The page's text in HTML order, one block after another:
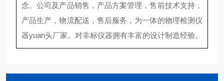
念。公司及产品销售，产品方案管理，售前技术支持，
产品生产，物流配送，售后服务，为一体的物理检测仪
器yuan头厂家。对非标仪器拥有丰富的设计制造经验。